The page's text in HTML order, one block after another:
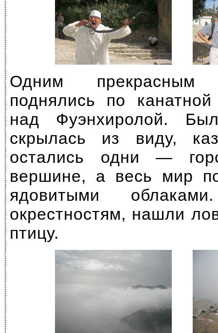
Одним
поднялись по
над Фуэнхиролой.
скрылась из виду,
остались одни —
вершине, а весь мир
ядовитыми
окрестностям, нашли
птицу.